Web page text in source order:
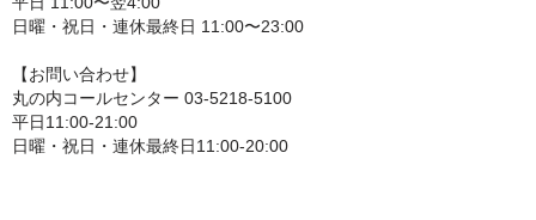
日曜・祝日・連休最終日 11:00〜23:00
【お問い合わせ】
丸の内コールセンター 03-5218-5100
平日11:00-21:00
日曜・祝日・連休最終日11:00-20:00